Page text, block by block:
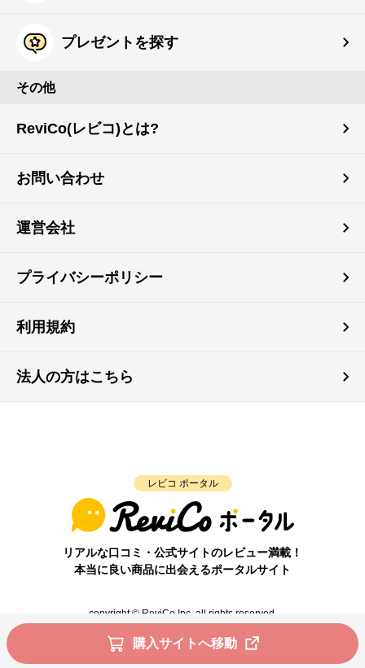
購入サイトへ移動
プレゼントを探す
その他
ReviCo(レビコ)とは?
お問い合わせ
運営会社
プライバシーポリシー
利用規約
法人の方はこちら
レビコ ポータル
リアルな口コミ・公式サイトのレビュー満載！
本当に良い商品に出会えるポータルサイト
copyright © ReviCo Inc. all rights reserved.